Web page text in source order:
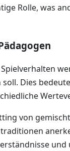
Rolle, was
Dies
von